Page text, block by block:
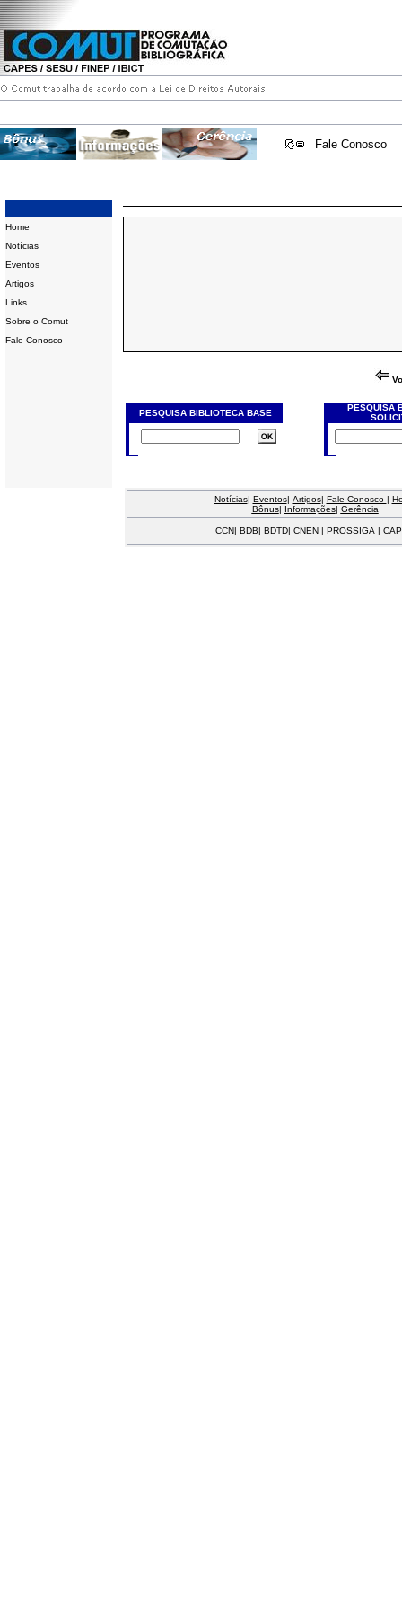
Fale Conosco
Home
Notícias
Eventos
Artigos
Links
Sobre o Comut
Fale Conosco
PESQUISA BIBLIOTECA BASE
PESQUISA
Notícias| Eventos| Artigos| Fale Conosco |
Bônus| Informações| Gerência
CCN| BDB| BDTD| CNEN | PROSSIGA |